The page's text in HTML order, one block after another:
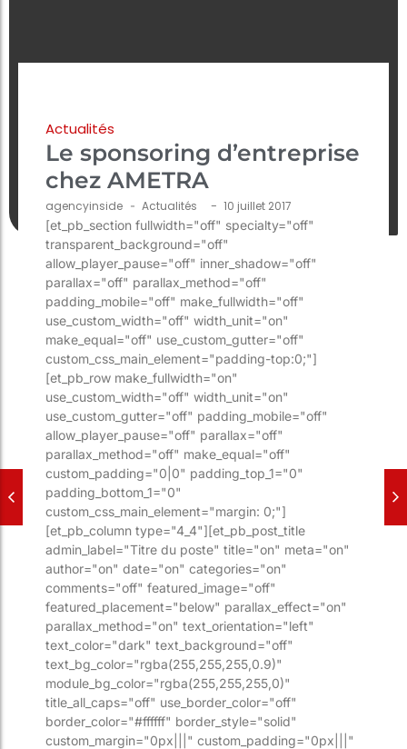
Actualités
Le sponsoring d’entreprise
chez AMETRA
agencyinside - Actualités - 10 juillet 2017
[et_pb_section fullwidth="off" specialty="off"
transparent_background="off"
allow_player_pause="off" inner_shadow="off"
parallax="off" parallax_method="off"
padding_mobile="off" make_fullwidth="off"
use_custom_width="off" width_unit="on"
make_equal="off" use_custom_gutter="off"
custom_css_main_element="padding-top:0;"]
[et_pb_row make_fullwidth="on"
use_custom_width="off" width_unit="on"
use_custom_gutter="off" padding_mobile="off"
allow_player_pause="off" parallax="off"
parallax_method="off" make_equal="off"
custom_padding="0|0" padding_top_1="0"
padding_bottom_1="0"
custom_css_main_element="margin: 0;"]
[et_pb_column type="4_4"][et_pb_post_title
admin_label="Titre du poste" title="on" meta="on"
author="on" date="on" categories="on"
comments="off" featured_image="off"
featured_placement="below" parallax_effect="on"
parallax_method="on" text_orientation="left"
text_color="dark" text_background="off"
text_bg_color="rgba(255,255,255,0.9)"
module_bg_color="rgba(255,255,255,0)"
title_all_caps="off" use_border_color="off"
border_color="#ffffff" border_style="solid"
custom_margin="0px|||" custom_padding="0px|||"